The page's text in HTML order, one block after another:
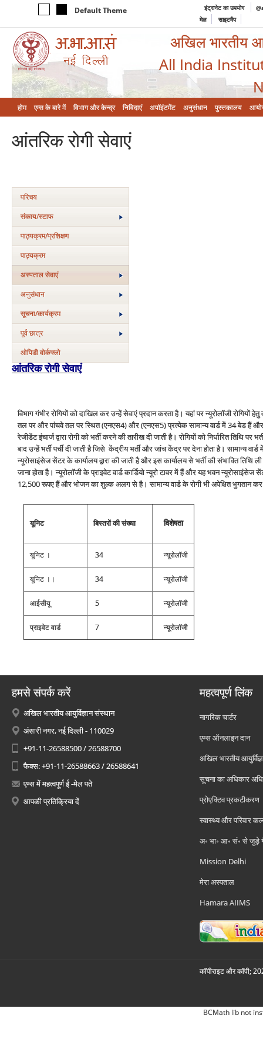
Default Theme इंट्रानेट का उपयोग
मेल
साइटमैप
अखिल भारतीय
All India
होम एम्‍स के बारे में विभाग और केन्‍द्र निविदाएं अपॉइंटमेंट अनुसंधान पुस्तकालय
आंतरिक रोगी सेवाएं
परिचय
संकाय/स्‍टाफ
पाठ्यक्रम/प्रशिक्षण
पाठ्यक्रम
अस्‍पताल सेवाएं
अनुसंधान
सूचना/कार्यक्रम
पूर्व छात्र
ओपिडी वोर्कफ्लो
आंतरिक रोगी सेवाएं
विभाग गंभीर रोगियों को दाखिल कर उन्‍हें सेवाएं प्रदान करता है। यहां पर न्‍यूरोलॉजी रोगियों
तल पर और पांचवे तल पर स्थित (एनएस4) और (एनएस5) प्रत्‍येक सामान्‍य वार्ड में 34 बेड हैं और
रेजीडेंट इंचार्ज द्वारा रोगी को भर्ती करने की तारीख दी जाती है। रोगियों को निर्धारित
बाद उन्‍हें भर्ती पर्ची दी जाती है जिसे केंद्रीय भर्ती और जांच केंद्र पर देना होता है। सामान्‍य
न्‍यूरोसाइंसेज सेंटर के कार्यालय द्वारा की जाती है और इस कार्यालय से भर्ती की संभावित तिथि
जाना होता है। न्‍यूरोलॉजी के प्राइवेट वार्ड कार्डियो न्‍यूरो टावर में हैं और यह भवन
12,500 रूपए हैं और भोजन का शुल्‍क अलग से है। सामान्‍य वार्ड के रोगी भी अपेक्षित भुगतान
यूनिट बिस्‍तरों की संख्‍या विशेषता
यूनिट । 34 न्‍यूरोलॉजी
यूनिट ।। 34 न्‍यूरोलॉजी
आईसीयू 5 न्‍यूरोलॉजी
प्राइवेट वार्ड 7 न्‍यूरोलॉजी
हमसे संपर्क करें
अखिल भारतीय आयुर्विज्ञान संस्थान
अंसारी नगर, नई दिल्ली - 110029
+91-11-26588500 / 26588700
फैक्स: +91-11-26588663 / 26588641
एम्स में महत्वपूर्ण ई -मेल पते
आपकी प्रतिक्रिया दें
महत्वपूर्ण लिंक
नागरिक चार्टर
एम्स ऑनलाइन दान
अखिल भारतीय
सूचना का अधिकार
प्रोएक्टिव प्रकटीकरण
स्वास्थ्य और परिवार
अ॰ भा॰ आ॰ सं॰ से जुड़े
Mission Delhi
मेरा अस्पताल
Hamara AIIMS
कॉपीराइट और कॉपी;
BCMath lib not